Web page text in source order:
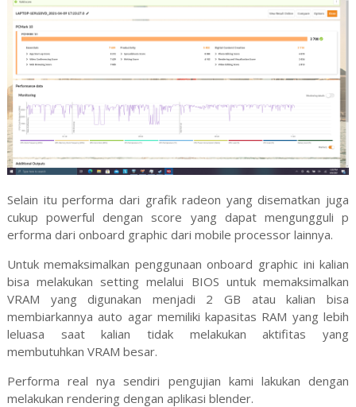
Selain itu performa dari grafik radeon yang disematkan juga
cukup powerful dengan score yang dapat mengungguli p
erforma dari onboard graphic dari mobile processor lainnya.
Untuk memaksimalkan penggunaan onboard graphic ini kalian
bisa melakukan setting melalui BIOS untuk memaksimalkan
VRAM yang digunakan menjadi 2 GB atau kalian bisa
membiarkannya auto agar memiliki kapasitas RAM yang lebih
leluasa saat kalian tidak melakukan aktifitas yang
membutuhkan VRAM besar.
Performa real nya sendiri pengujian kami lakukan dengan
melakukan rendering dengan aplikasi blender.